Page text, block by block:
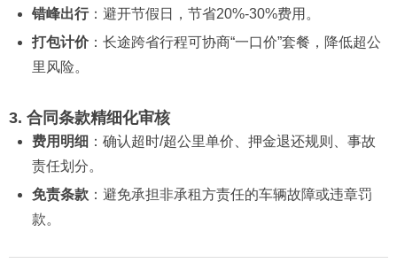
错峰出行：避开节假日，节省20%-30%费用。
打包计价：长途跨省行程可协商“一口价”套餐，降低超公
里风险。
3. 合同条款精细化审核
费用明细 ：确认超时/超公里单价、押金退还规则、事故
责任划分。
免责条款：避免承担非承租方责任的车辆故障或违章罚
款。